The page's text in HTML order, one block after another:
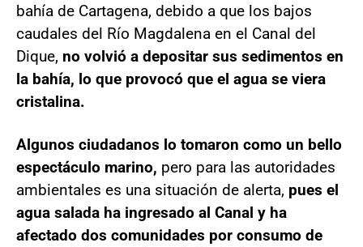
bahía de Cartagena, debido a que los bajos
caudales del Río Magdalena en el Canal del
Dique, no volvió a depositar sus sedimentos en
la bahía, lo que provocó que el agua se viera
cristalina.
Algunos ciudadanos lo tomaron como un bello
espectáculo marino, pero para las autoridades
ambientales es una situación de alerta, pues el
agua salada ha ingresado al Canal y ha
afectado dos comunidades por consumo de